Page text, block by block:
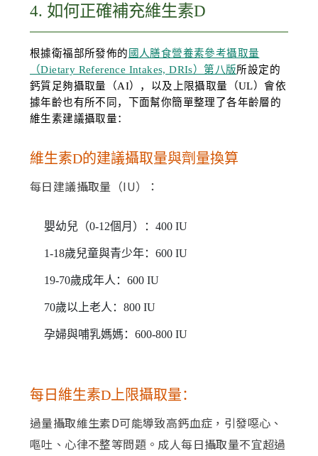
4. 如何正確補充維生素D
根據衛福部所發佈的 國人膳食營養素參考攝取量
（Dietary Reference Intakes, DRIs）第八版所設定的
鈣質足夠攝取量（AI），以及上限攝取量（UL）會依
據年齡也有所不同，下面幫你簡單整理了各年齡層的
維生素建議攝取量：
維生素D的建議攝取量與劑量換算
每日建議攝取量（IU）：
嬰幼兒（0-12個月）：400 IU
1-18歲兒童與青少年：600 IU
19-70歲成年人：600 IU
70歲以上老人：800 IU
孕婦與哺乳媽媽：600-800 IU
每日維生素D上限攝取量：
過量攝取維生素D可能導致高鈣血症，引發噁心、
嘔吐、心律不整等問題。成人每日攝取量不宜超過